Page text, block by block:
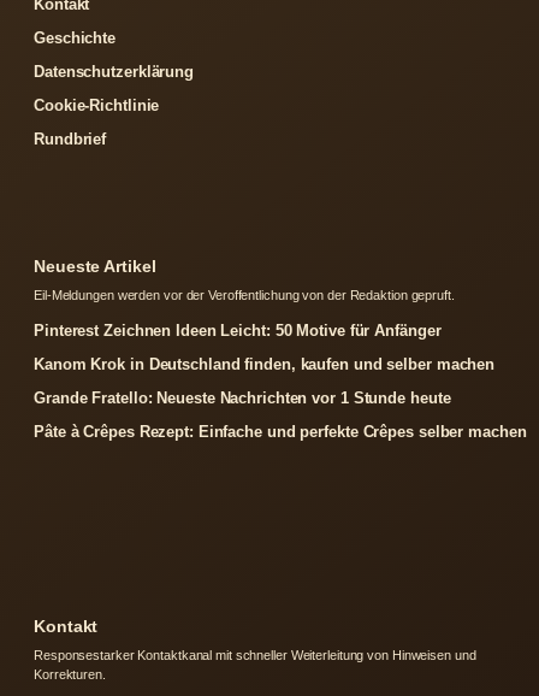
Kontakt
Geschichte
Datenschutzerklärung
Cookie-Richtlinie
Rundbrief
Neueste Artikel
Eil-Meldungen werden vor der Veroffentlichung von der Redaktion gepruft.
Pinterest Zeichnen Ideen Leicht: 50 Motive für Anfänger
Kanom Krok in Deutschland finden, kaufen und selber machen
Grande Fratello: Neueste Nachrichten vor 1 Stunde heute
Pâte à Crêpes Rezept: Einfache und perfekte Crêpes selber machen
Kontakt
Responsestarker Kontaktkanal mit schneller Weiterleitung von Hinweisen und
Korrekturen.